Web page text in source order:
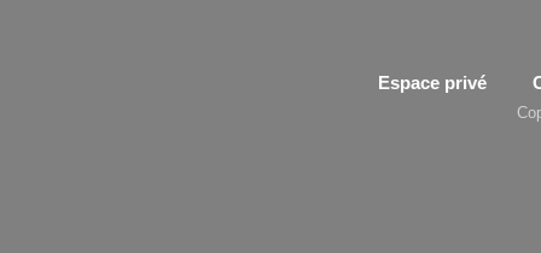
Espace privé